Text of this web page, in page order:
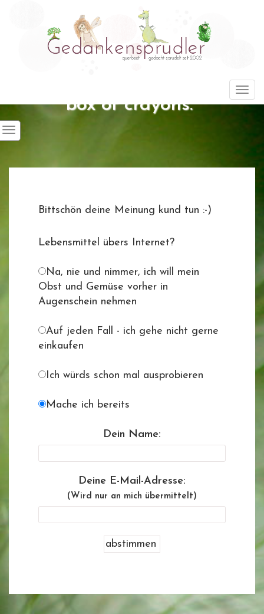
"Life is about using the whole
box of crayons."
Bittschön deine Meinung kund tun :-)
Lebensmittel übers Internet?
Na, nie und nimmer, ich will mein
Obst und Gemüse vorher in
Augenschein nehmen
Auf jeden Fall - ich gehe nicht gerne
einkaufen
Ich würds schon mal ausprobieren
Mache ich bereits
Dein Name:
Deine E-Mail-Adresse:
(Wird nur an mich übermittelt)